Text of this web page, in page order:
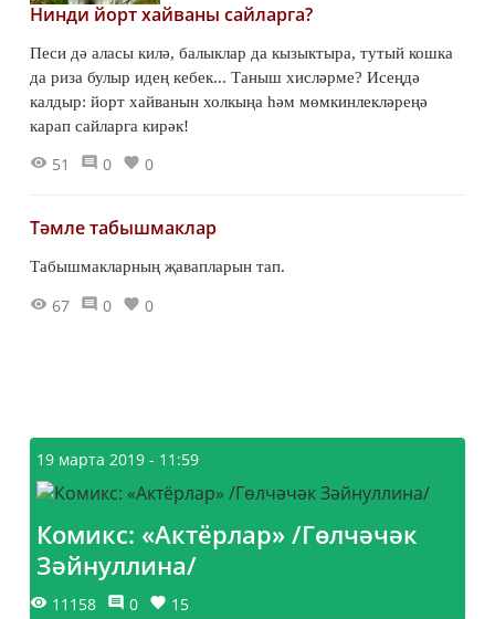
Нинди йорт хайваны сайларга?
Песи дә аласы килә, балыклар да кызыктыра, тутый кошка
да риза булыр идең кебек... Таныш хисләрме? Исеңдә
калдыр: йорт хайванын холкыңа һәм мөмкинлекләреңә
карап сайларга кирәк!
51 0 0
Тәмле табышмаклар
Табышмакларның җавапларын тап.
67 0 0
19 марта 2019 - 11:59
Комикс: «Актёрлар» /Гөлчәчәк
Зәйнуллина/
11158 0 15